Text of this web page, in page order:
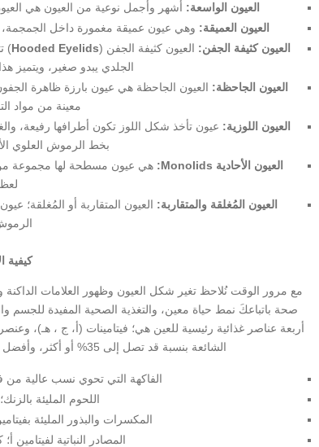
العيون الواسعة: أشهر وأجمل نوعية من العيون هي
العيون العميقة: وهي عيون عميقة مغمورة داخل الجمجمة،
العيون كثيفة الجفن: العيون كثيفة الجفن (Hooded Eyelids
)
الجلدي يبدو صغير، ويتميز
العيون الجاحظة: العيون الجاحظة هي عيون بارزة ظاهرة
معينة من مواد
العيون اللوزية: عيون تأخذ شكل اللوز تكون أطرافها رفيعة،
بخط الرموش العلوي
العيون الأحادية Monolids:
هي عيون مسطحة لها مجموعة من
العيون المُغلقة والمتقاربة: العيون المتقاربة أو المُغلقة؛
كيفية
مع مرور الوقت نُلاحظ تغير شكل العيون وظهور العلامات الداكنة
صحة باتباعكَ نمط حياة معين، والتغذية الصحية المفيدة للجسم
أربعة عناصر غذائية رئيسية للعين هي؛ فيتامينات (أ، ج ، هـ)،
الشائعة بنسبة قد تصل إلى 35% أو أكثر، وأفضل الأطعمة التي تحتوي نسب عالية من هذه المُركبات هي:
الفاكهة التي تحوي نسب عالية من
اللحوم المليئة
المكسرات والبذور المليئة
المصادر النباتية لفيتامين